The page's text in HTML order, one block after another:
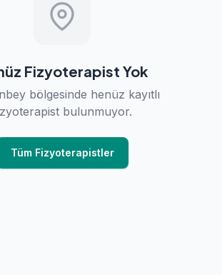
Fizyoterapist Yok
bölgesinde henüz kayıtlı
bulunmuyor.
Tüm Fizyoterapistler